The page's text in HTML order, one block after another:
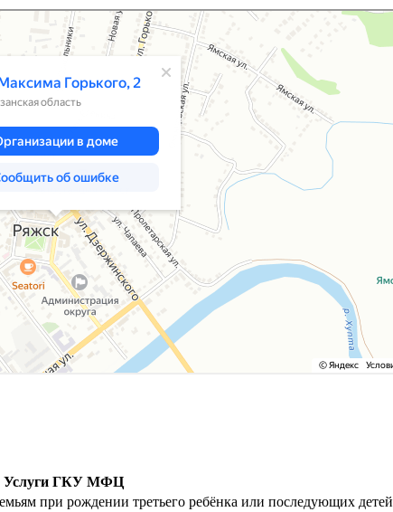
Услуги ГКУ МФЦ
при рождении третьего ребёнка или последующих детей